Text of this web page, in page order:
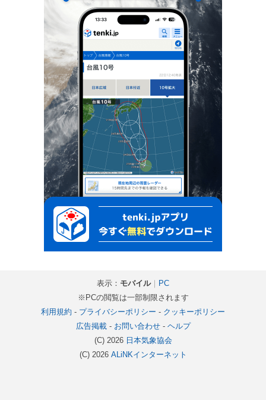
表示： モバイル｜
PC
※PCの閲覧は一部制限されます
利用規約 - プライバシーポリシー - クッキーポリシー
広告掲載- お問い合わせ- ヘルプ
(C) 2026 日本気象協会
(C) 2026 ALiNKインターネット